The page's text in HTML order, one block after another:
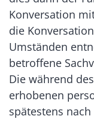
Konversation
die
Umständen
betroffene
Die während
erhobenen
spätestens